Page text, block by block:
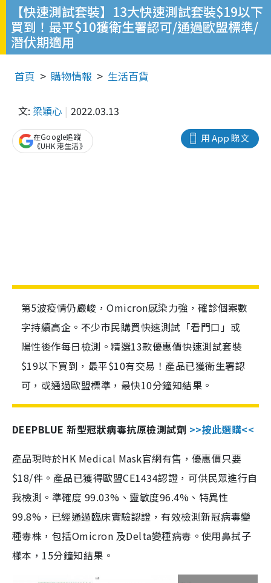
【快速測試套裝】13大快速測試套裝$19以下
買到！最平$10獲衛生署認可/通過歐盟標準/
潛伏期適用
首頁 購物情報 生活百貨
文: 梁穎心 2022.03.13
用 App 睇文
在Google追蹤
《UHK 港生活》
第5波疫情仍嚴峻，Omicron感染力強，確診個案數
字持續高企。不少市民購買快速測試「看門口」或
陽性後作每日檢測。精選13款優惠價快速測試套裝
$19以下買到，最平$10有交易！產品已獲衛生署認
可，或通過歐盟標準，最快10分鐘知結果。
DEEPBLUE 新型冠狀病毒抗原檢測試劑 >>按此選購<<
產品現時於HK Medical Mask官網有售，優惠價只要
$18/件。產品已獲得歐盟CE1434認證，可供民眾進行自
我檢測。準確度 99.03%、靈敏度96.4%、特異性
99.8%，已經通過臨床實驗認證，有效檢測新冠病毒變
種毒株，包括Omicron 及Delta變種病毒。使用鼻拭子
樣本，15分鐘知結果。